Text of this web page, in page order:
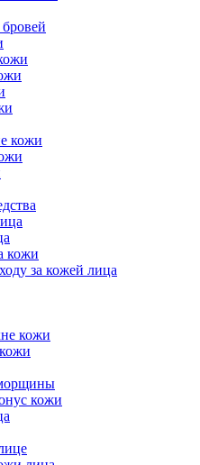
кожи
кожи
за кожей лица
кожи
кожи